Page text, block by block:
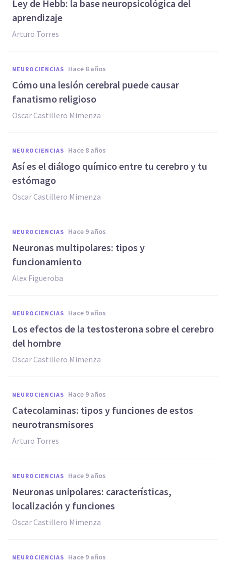
Ley de Hebb: la base neuropsicológica del
aprendizaje
Arturo Torres
NEUROCIENCIAS hace 8 años
Cómo una lesión cerebral puede causar
fanatismo religioso
Oscar Castillero Mimenza
NEUROCIENCIAS hace 8 años
Así es el diálogo químico entre tu cerebro y tu
estómago
Oscar Castillero Mimenza
NEUROCIENCIAS hace 9 años
Neuronas multipolares: tipos y
funcionamiento
Alex Figueroba
NEUROCIENCIAS hace 9 años
Los efectos de la testosterona sobre el cerebro
del hombre
Oscar Castillero Mimenza
NEUROCIENCIAS hace 9 años
Catecolaminas: tipos y funciones de estos
neurotransmisores
Arturo Torres
NEUROCIENCIAS hace 9 años
Neuronas unipolares: características,
localización y funciones
Oscar Castillero Mimenza
NEUROCIENCIAS hace 9 años